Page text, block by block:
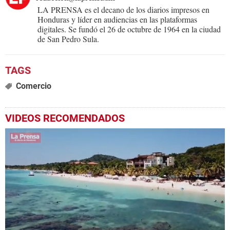
LA PRENSA es el decano de los diarios impresos en
Honduras y líder en audiencias en las plataformas
digitales. Se fundó el 26 de octubre de 1964 en la ciudad
de San Pedro Sula.
Comercio
VIDEOS RECOMENDADOS